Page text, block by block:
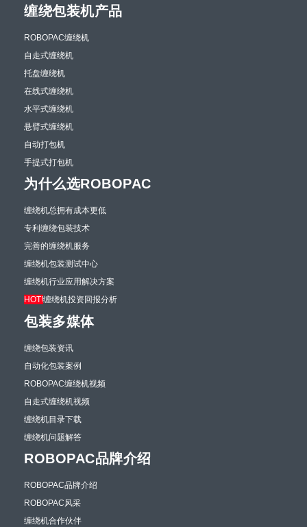
缠绕包装机产品
ROBOPAC缠绕机
自走式缠绕机
托盘缠绕机
在线式缠绕机
水平式缠绕机
悬臂式缠绕机
自动打包机
手提式打包机
为什么选ROBOPAC
缠绕机总拥有成本更低
专利缠绕包装技术
完善的缠绕机服务
缠绕机包装测试中心
缠绕机行业应用解决方案
HOT!缠绕机投资回报分析
包装多媒体
缠绕包装资讯
自动化包装案例
ROBOPAC缠绕机视频
自走式缠绕机视频
缠绕机目录下载
缠绕机问题解答
ROBOPAC品牌介绍
ROBOPAC品牌介绍
ROBOPAC风采
缠绕机合作伙伴